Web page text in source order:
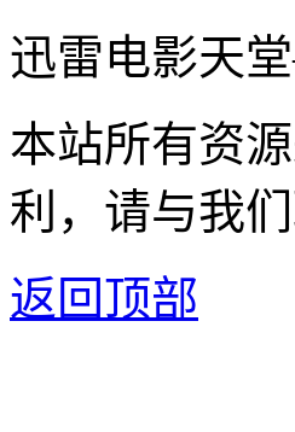
迅雷电影天
本站所有资
利，请与我
返回顶部